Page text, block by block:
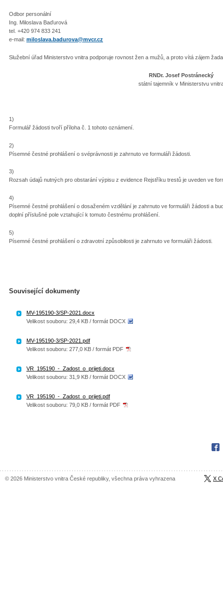
Odbor personální
Ing. Miloslava Baďurová
tel. +420 974 833 241
e-mail: miloslava.badurova@mvcr.cz
Služební úřad Ministerstvo vnitra podporuje rovnost žen a mužů, a proto vítá zájem
RNDr. Josef Postránecký
státní tajemník v Ministerstvu
1)
Formulář žádosti tvoří příloha č. 1 tohoto oznámení.
2)
Písemné čestné prohlášení o svéprávnosti je zahrnuto ve formuláři žádosti.
3)
Rozsah údajů nutných pro obstarání výpisu z evidence Rejstříku trestů je uveden ve
4)
Písemné čestné prohlášení o dosaženém vzdělání je zahrnuto ve formuláři žádosti a
doplní příslušné pole vztahující k tomuto čestnému prohlášení.
5)
Písemné čestné prohlášení o zdravotní způsobilosti je zahrnuto ve formuláři žádosti.
Související dokumenty
MV-195190-3/SP-2021.docx
Velikost souboru: 29,4 KB / formát DOCX
MV-195190-3/SP-2021.pdf
Velikost souboru: 277,0 KB / formát PDF
VR_195190_-_Zadost_o_prijeti.docx
Velikost souboru: 31,9 KB / formát DOCX
VR_195190_-_Zadost_o_prijeti.pdf
Velikost souboru: 79,0 KB / formát PDF
© 2026 Ministerstvo vnitra České republiky, všechna práva vyhrazena X